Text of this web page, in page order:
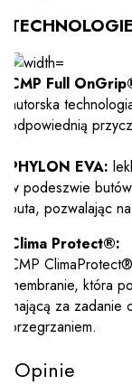
TECHNOLOGIE
CMP Full
autorska
odpowiednią
PHYLON EVA:
w podeszwie
buta, pozwalając
Clima Protect®:
CMP
membranie, która
mającą za
przegrzaniem.
Opinie